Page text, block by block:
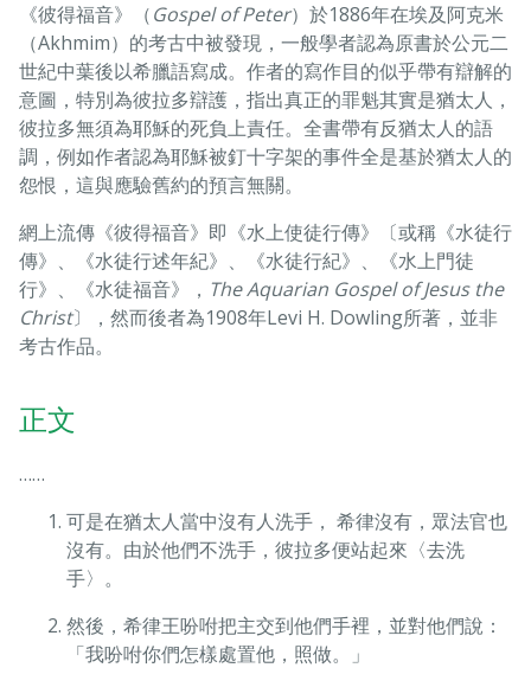
《彼得福音》（Gospel of Peter）於1886年在埃及阿克米
（Akhmim）的考古中被發現，一般學者認為原書於公元二
世紀中葉後以希臘語寫成。作者的寫作目的似乎帶有辯解的
意圖，特別為彼拉多辯護，指出真正的罪魁其實是猶太人，
彼拉多無須為耶穌的死負上責任。全書帶有反猶太人的語
調，例如作者認為耶穌被釘十字架的事件全是基於猶太人的
怨恨，這與應驗舊約的預言無關。
網上流傳《彼得福音》即《水上使徒行傳》〔或稱《水徒行
傳》、《水徒行述年紀》、《水徒行紀》、《水上門徒
行》、《水徒福音》， The Aquarian Gospel of Jesus the
Christ〕，然而後者為1908年Levi H. Dowling所著，並非
考古作品。
正文
……
可是在猶太人當中沒有人洗手， 希律沒有，眾法官也
沒有。由於他們不洗手，彼拉多便站起來〈去洗
手〉。
然後，希律王吩咐把主交到他們手裡，並對他們說：
「我吩咐你們怎樣處置他，照做。」